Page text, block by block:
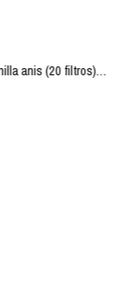
Infusion manzanilla anis (20 filtros) ARTEMIS 30 gr